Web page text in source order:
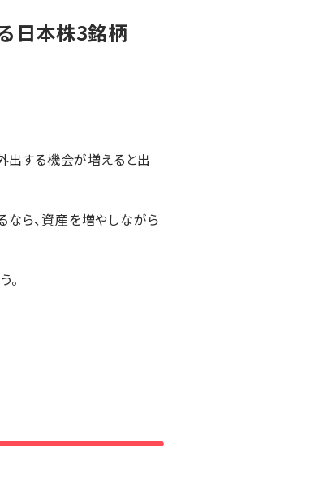
日本株3銘柄
出する機会が増えると出
ら、資産を増やしながら
。